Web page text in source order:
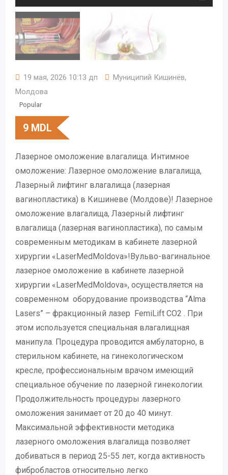
19 мая, 2026 10:13 дп Муниципий Кишинёв,
Молдова
Popular
9 MDL
Лазерное омоложение влагалища. Интимное
омоложение: Лазерное омоложение влагалища,
Лазерный лифтинг влагалища (лазерная
вагинопластика) в Кишиневе (Молдове)! Лазерное
омоложение влагалища, Лазерный лифтинг
влагалища (лазерная вагинопластика), по самым
современным методикам в кабинете лазерной
хирургии «LaserMedMoldova»!Вульво-вагинальное
лазерное омоложение в кабинете лазерной
хирургии «LaserMedMoldova», осуществляется на
современном оборудование производства “Alma
Lasers” – фракционный лазер FemiLift СО2 . При
этом используется специальная влагалищная
манипула. Процедура проводится амбулаторно, в
стерильном кабинете, на гинекологическом
кресле, профессиональным врачом имеющий
специальное обучение по лазерной гинекологии.
Продолжительность процедуры лазерного
омоложения занимает от 20 до 40 минут.
Максимальной эффективности методика
лазерного омоложения влагалища позволяет
добиваться в период 25-55 лет, когда активность
фибробластов относительно легко